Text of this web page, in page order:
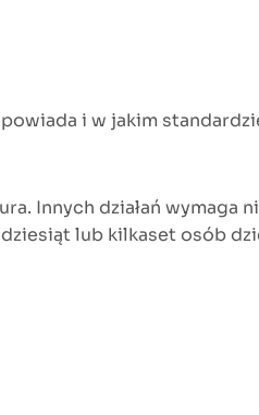
i w jakim
Innych działań wymaga
lub kilkaset osób